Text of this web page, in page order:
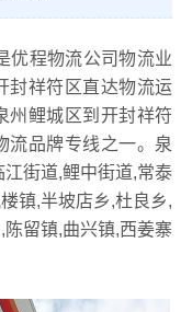
优程物流公司物流业
封祥符区直达物流运
州鲤城区到开封祥符
流品牌专线之一。泉
街道,鲤中街道,常泰
镇,半坡店乡,杜良乡,
留镇,曲兴镇,西姜寨